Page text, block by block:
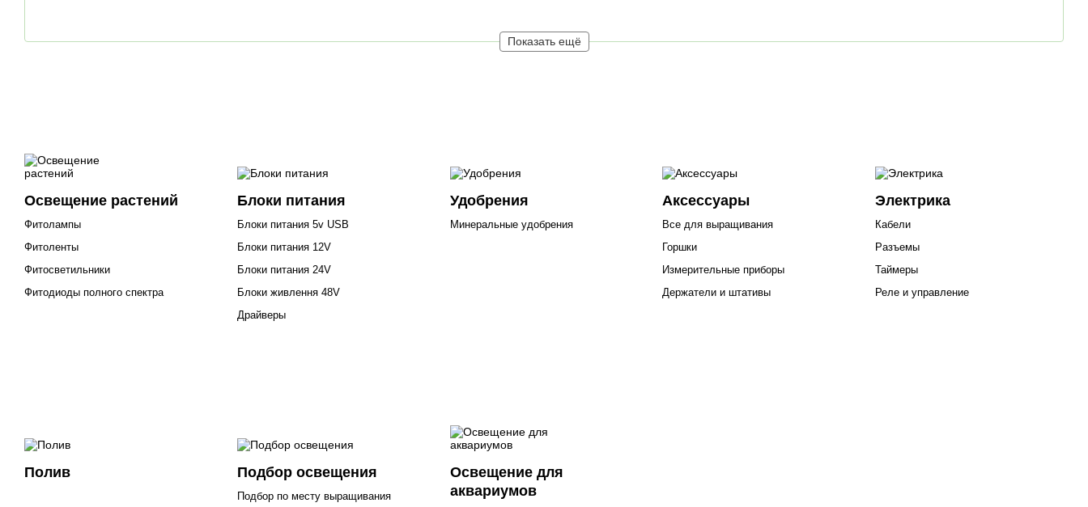
Показать ещё
Освещение растений
Фитолампы
Фитоленты
Фитосветильники
Фитодиоды полного спектра
Блоки питания
Блоки питания 5v USB
Блоки питания 12V
Блоки питания 24V
Блоки живлення 48V
Драйверы
Удобрения
Минеральные удобрения
Аксессуары
Все для выращивания
Горшки
Измерительные приборы
Держатели и штативы
Электрика
Кабели
Разъемы
Таймеры
Реле и управление
Полив Подбор освещения
Подбор по месту выращивания
Освещение для
аквариумов